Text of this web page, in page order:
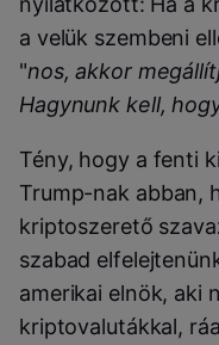
a velük szembeni
"nos, akkor
Hagynunk kell,
Tény, hogy a fenti
Trump-nak abban,
kriptoszerető
szabad
amerikai elnök, aki
kriptovalutákkal,